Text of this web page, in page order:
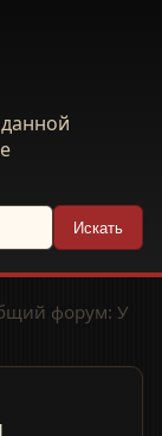
Искать
форум: У